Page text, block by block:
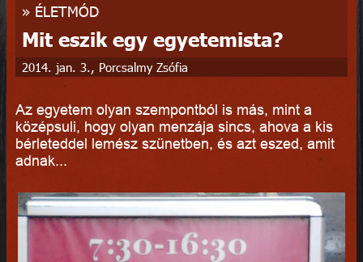
» ÉLETMÓD
Mit eszik egy egyetemista?
2014. jan. 3., Porcsalmy Zsófia
Az egyetem olyan szempontból is más, mint a
középsuli, hogy olyan menzája sincs, ahova a kis
bérleteddel lemész szünetben, és azt eszed, amit
adnak...